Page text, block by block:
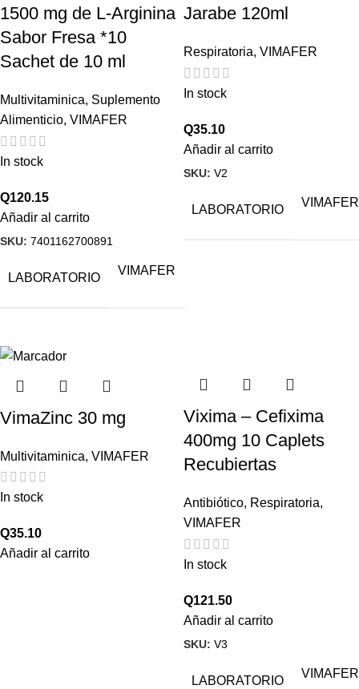
1500 mg de L-Arginina
Sabor Fresa *10
Sachet de 10 ml
Multivitaminica, Suplemento
Alimenticio, VIMAFER
In stock
Q120.15
Añadir al carrito
SKU: 7401162700891
LABORATORIO
VIMAFER
Jarabe 120ml
Respiratoria, VIMAFER
In stock
Q35.10
Añadir al carrito
SKU: V2
LABORATORIO
VIMAFER
VimaZinc 30 mg
Multivitaminica, VIMAFER
In stock
Q35.10
Añadir al carrito
Vixima – Cefixima
400mg 10 Caplets
Recubiertas
Antibiótico, Respiratoria,
VIMAFER
In stock
Q121.50
Añadir al carrito
SKU: V3
LABORATORIO
VIMAFER